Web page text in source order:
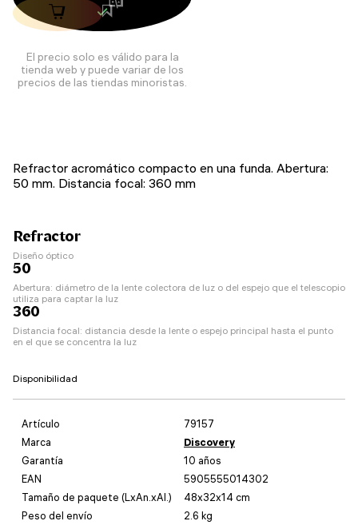
El precio solo es válido para la
tienda web y puede variar de los
precios de las tiendas minoristas.
Refractor acromático compacto en una funda. Abertura:
50 mm. Distancia focal: 360 mm
Refractor
Diseño óptico
50
Abertura: diámetro de la lente colectora de luz o del espejo que el telescopio
utiliza para captar la luz
360
Distancia focal: distancia desde la lente o espejo principal hasta el punto
en el que se concentra la luz
Disponibilidad
Artículo
79157
Marca
Discovery
Garantía
10 años
EAN
5905555014302
Tamaño de paquete (LxAn.xAl.)
48x32x14 cm
Peso del envío
2.6 kg